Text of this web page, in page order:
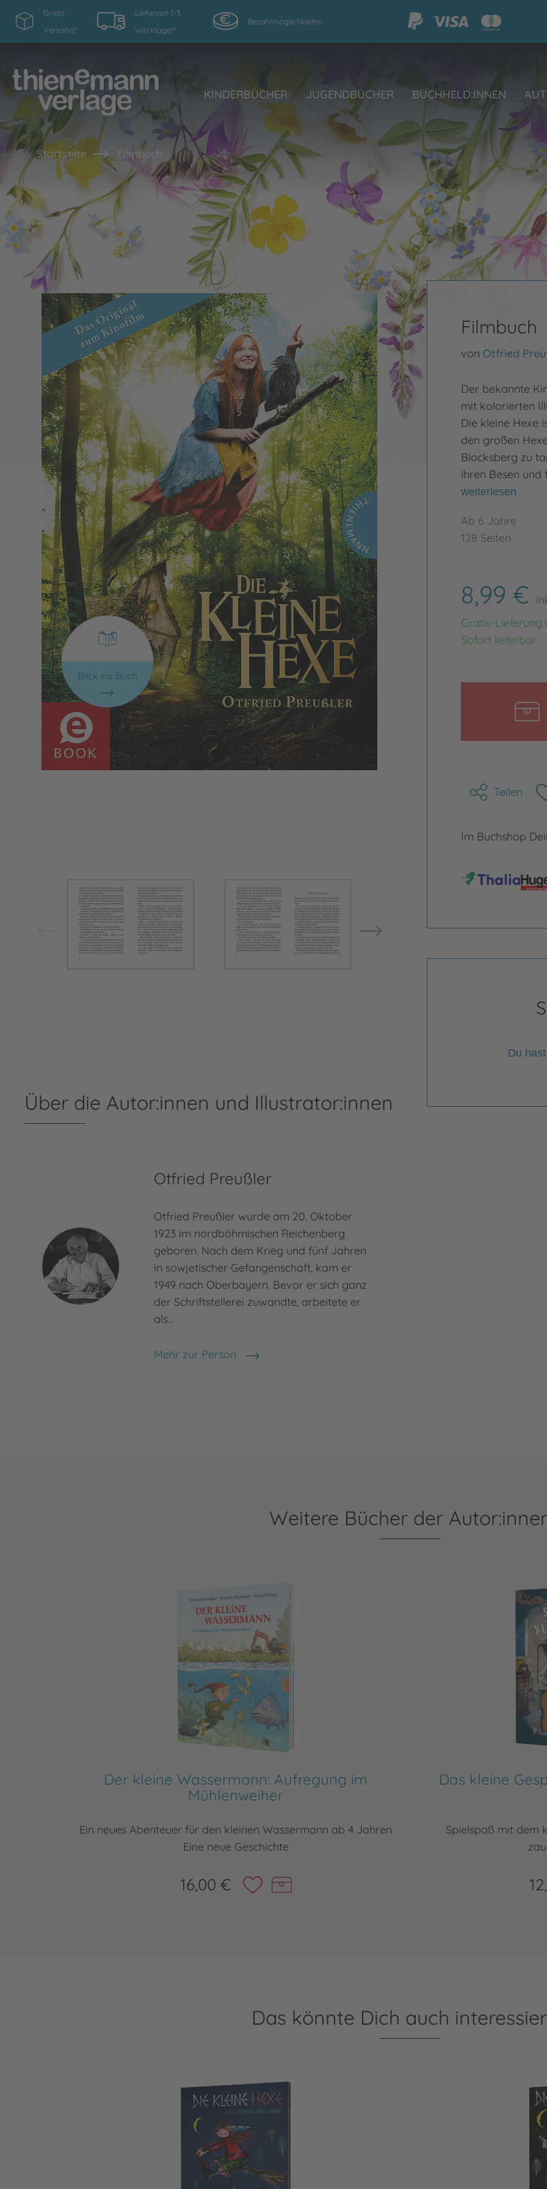
Gratis
Versand*
Lieferzeit 1-3
Werktage**
Bezahlmöglichkeiten
KINDERBÜCHER JUGENDBÜCHER BUCHHELD:INNEN
Startseite Filmbuch
Blick ins Buch
Bild vergrößern Bild
Filmbuch
von Otfried
Der bekannte
mit kolorierten
Die kleine Hexe
den großen
Blocksberg zu
ihren Besen und
weiterlesen
Ab 6 Jahre
128 Seiten
8,99 €
Gratis-Lieferung
Sofort lieferbar
Teilen
Im Buchshop
Du
Über die Autor:innen und Illustrator:innen
Otfried Preußler
Otfried Preußler wurde am 20. Oktober
1923 im nordböhmischen Reichenberg
geboren. Nach dem Krieg und fünf Jahren
in sowjetischer Gefangenschaft, kam er
1949 nach Oberbayern. Bevor er sich ganz
der Schriftstellerei zuwandte, arbeitete er
als…
Mehr zur Person
Otfried Preußler
Weitere Bücher der
Der kleine Wassermann: Aufregung im
Mühlenweiher
Ein neues Abenteuer für den kleinen Wassermann ab 4 Jahren
Eine neue Geschichte
16,00 €
Das kleine
Spielspaß mit dem
Das könnte Dich auch
Die kleine Hexe: Die kleine Hexe Die kleine Hexe: Die